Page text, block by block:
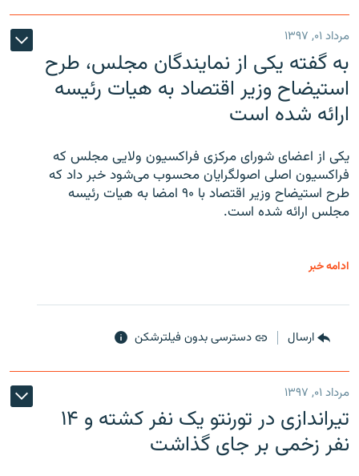
مرداد ۰۱, ۱۳۹۷
به گفته یکی از نمایندگان مجلس، طرح
استیضاح وزیر اقتصاد به هیات رئیسه
ارائه شده است
یکی از اعضای شورای مرکزی فراکسیون ولایی مجلس که
فراکسیون اصلی اصولگرایان محسوب می‌شود خبر داد که
طرح استیضاح وزیر اقتصاد با ۹۰ امضا به هیات رئیسه
مجلس ارائه شده است.
ادامه خبر
ارسال دسترسی بدون فیلترشکن
مرداد ۰۱, ۱۳۹۷
تیراندازی در تورنتو یک نفر کشته و ۱۴
نفر زخمی بر جای گذاشت